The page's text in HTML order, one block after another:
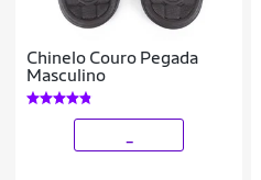
Chinelo Couro Pegada
Masculino